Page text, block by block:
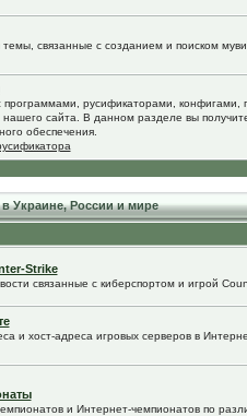
связанные с созданием и поиском
русификаторами, конфигами,
сайта. В данном разделе вы
обеспечения.
Украине, России и мире
Strike
связанные с киберспортом и игрой
и хост-адреса игровых серверов в
и Интернет-чемпионатов по